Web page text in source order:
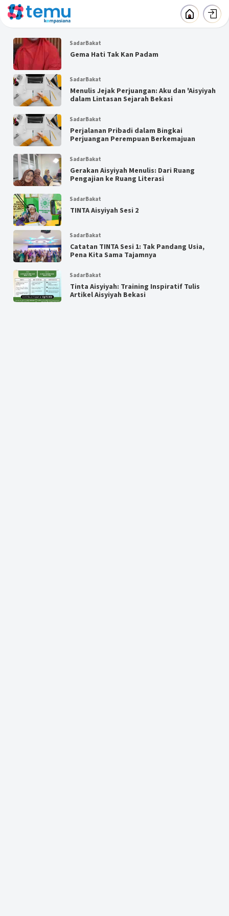
Gema Hati Tak Kan Padam
SadarBakat
Menulis Jejak Perjuangan: Aku dan 'Aisyiyah
dalam Lintasan Sejarah Bekasi
SadarBakat
Perjalanan Pribadi dalam Bingkai
Perjuangan Perempuan Berkemajuan
SadarBakat
Gerakan Aisyiyah Menulis: Dari Ruang
Pengajian ke Ruang Literasi
SadarBakat
TINTA Aisyiyah Sesi 2
SadarBakat
Catatan TINTA Sesi 1: Tak Pandang Usia,
Pena Kita Sama Tajamnya
SadarBakat
Tinta Aisyiyah: Training Inspiratif Tulis
Artikel Aisyiyah Bekasi
SadarBakat